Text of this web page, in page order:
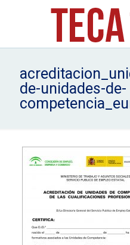
de-unidades-de-